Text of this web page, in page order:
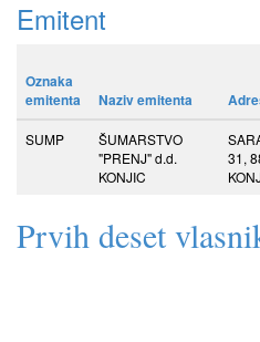
Emitent
Oznaka
emitenta
Naziv emitenta
SUMP
ŠUMARSTVO
"PRENJ" d.d.
KONJIC
31,
Prvih deset